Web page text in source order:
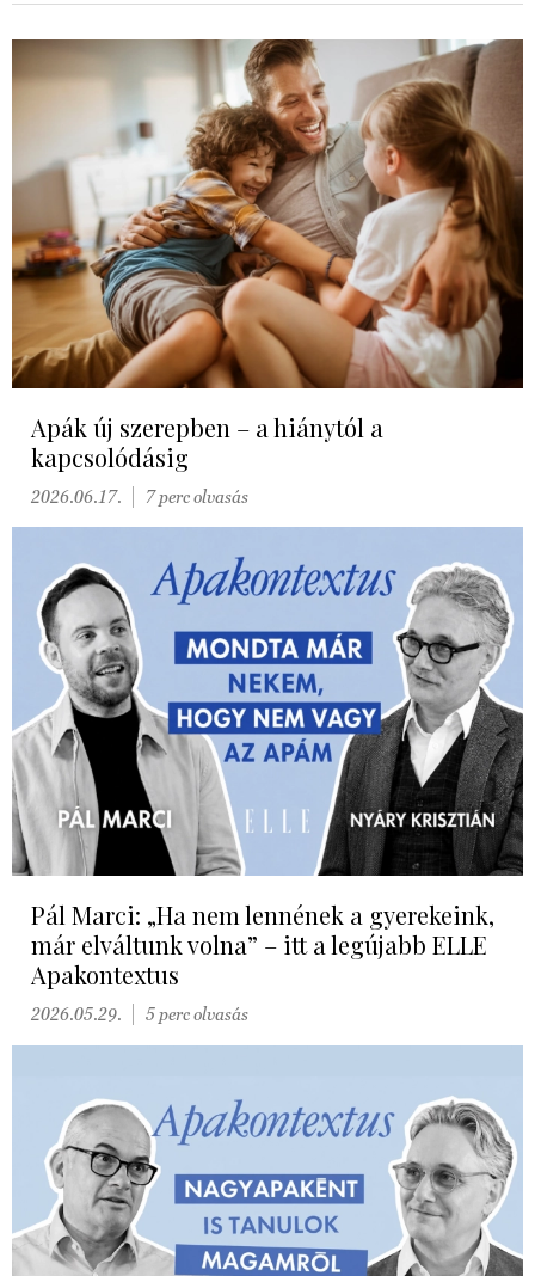
Apák új szerepben – a hiánytól a
kapcsolódásig
2026.06.17. 7 perc olvasás
Pál Marci: „Ha nem lennének a gyerekeink,
már elváltunk volna” – itt a legújabb ELLE
Apakontextus
2026.05.29. 5 perc olvasás